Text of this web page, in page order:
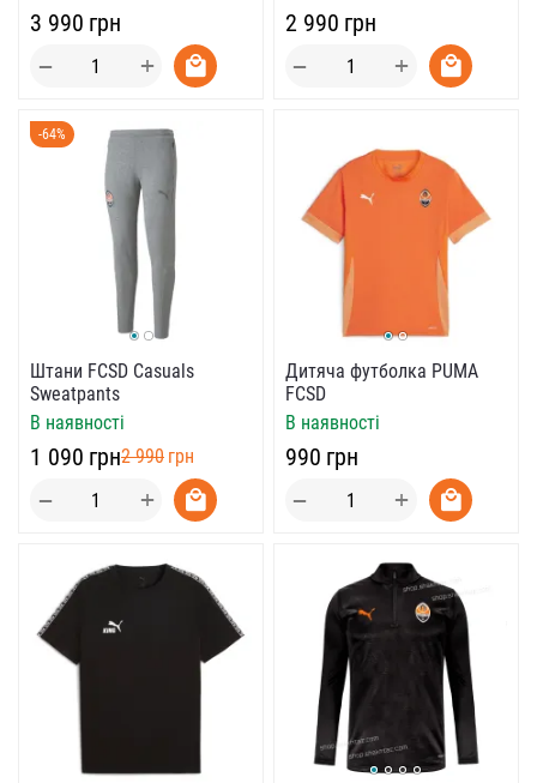
‍3 990‍ грн
+
−
‍2 990‍ грн
+
−
-64%
Штани FCSD Casuals
Sweatpants
В наявності
‍1 090‍ грн‍2 990‍ грн
+
−
Дитяча футболка PUMA
FCSD
В наявності
‍990‍ грн
+
−